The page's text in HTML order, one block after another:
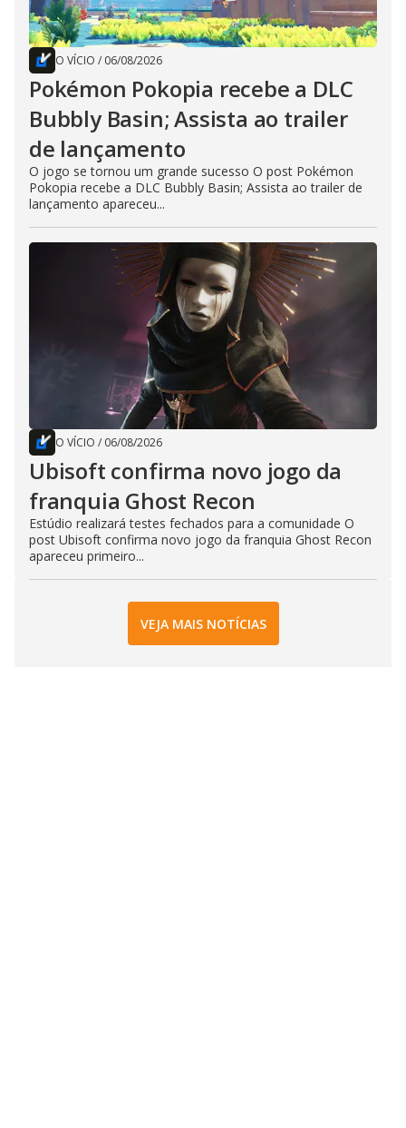
O VÍCIO / 06/08/2026
Pokémon Pokopia recebe a DLC
Bubbly Basin; Assista ao trailer
de lançamento
O jogo se tornou um grande sucesso O post Pokémon
Pokopia recebe a DLC Bubbly Basin; Assista ao trailer de
lançamento apareceu...
O VÍCIO / 06/08/2026
Ubisoft confirma novo jogo da
franquia Ghost Recon
Estúdio realizará testes fechados para a comunidade O
post Ubisoft confirma novo jogo da franquia Ghost Recon
apareceu primeiro...
VEJA MAIS NOTÍCIAS